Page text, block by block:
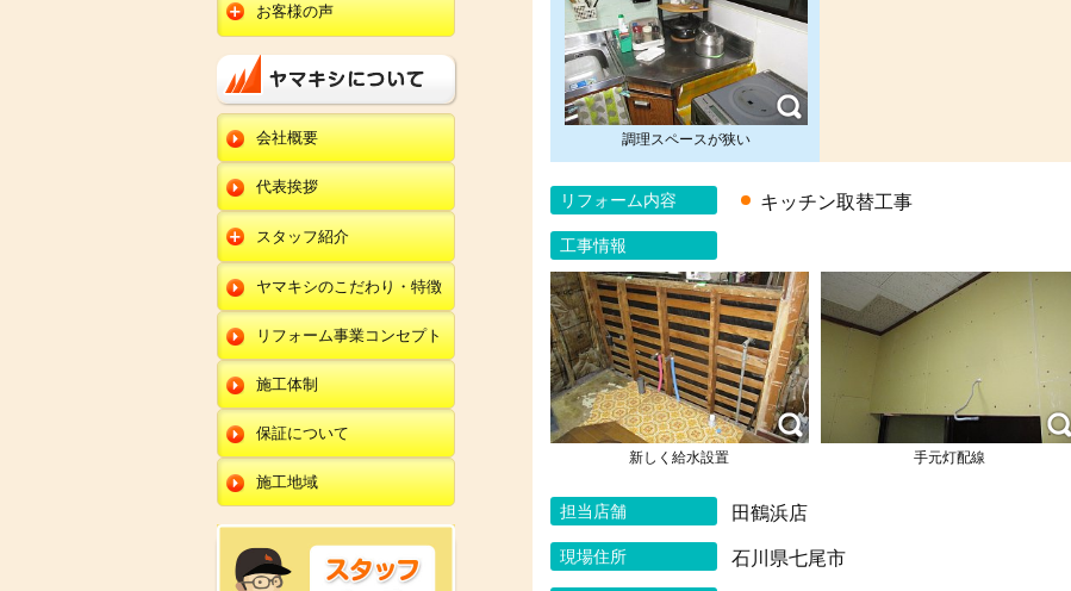
調理スペースが狭い
リフォーム内容 キッチン取替工事
工事情報
新しく給水設置 手元灯配線
担当店舗 田鶴浜店
現場住所 石川県七尾市
外壁塗装・外装工事
改装・内装リフォー
ム
修理・小工事
全面リフォーム
川北店
小松店
新加賀店
金津店
朝日店
羽咋店
金沢田上店
金沢野々市店
小松店
新加賀店
金津店
朝日店
羽咋店
金沢田上店
お客様の声
キッチン
ユニットバス
トイレ
洗面化粧台
オール電化・給湯器
エクステリア
外壁塗装・外壁工事
改装・内装リフォー
ム
修理・小工事
全面リフォーム
会社概要
代表挨拶
スタッフ紹介
本部
田鶴浜店
金沢野々市店
川北店
小松店
新加賀店
金津店
朝日店
ヤマキシのこだわり・特徴
リフォーム事業コンセプト
施工体制
保証について
施工地域